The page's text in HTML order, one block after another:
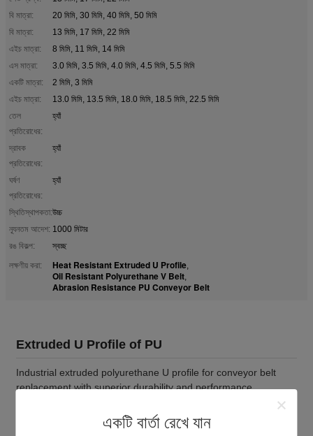
একটি বার্তা রেখে যান
বি মাত্রা:
20 মিমি, 30 মিমি, 40 মিমি, 50 মিমি
বি মাত্রা:
13 মিমি, 17 মিমি, 22 মিমি
এইচ মাত্রা:
8 মিমি, 11 মিমি, 14 মিমি
এস মাত্রা:
3.0 মিমি, 3.5 মিমি, 4.0 মিমি, 4.5 মিমি, 5.5 মিমি
একটি মাত্রা:
2 মিমি, 3 মিমি
এইচ মাত্রা:
13.0 মিমি, 13.5 মিমি, 18.0 মিমি, 18.5 মিমি, 22.5 মিমি
তেল
প্রতিরোধের:
হ্যাঁ
দ্রাবক
প্রতিরোধের:
হ্যাঁ
ঘর্ষণ
প্রতিরোধের:
হ্যাঁ
স্থিতিস্থাপকতা:উচ্চ
ন্যূনতম আদেশ: 1000 মিটার
রঙ বিকল্প:
স্বচ্ছ
লক্ষণীয় করা:
Heat Resistant Extruded U Profile,
Oil Resistant Polyurethane V Belt,
Abrasion Resistance PU Conveyor Belt
Extruded U Profile of PU
Industrial extruded polyurethane U profile for conveyor belt
replacement with superior durability and performance